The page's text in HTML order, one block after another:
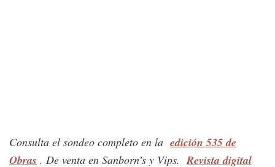
Consulta el sondeo completo en la edición 535 de
Obras . De venta en Sanborn’s y Vips. Revista digital